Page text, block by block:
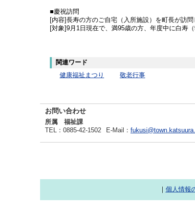
■慶祝訪問
[内容]長寿の方のご自宅（入所施設）を町長が訪問
[対象]9月1日現在で、満95歳の方、年度中に白寿
関連ワード
健康福祉まつり 敬老行事
お問い合わせ
所属 福祉課
TEL ：0885-42-1502 E-Mail ：
｜ 個人情報